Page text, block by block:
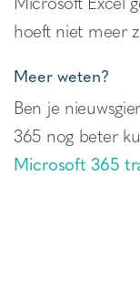
hoeft niet meer
Meer weten?
Ben je
365 nog beter
Microsoft 365